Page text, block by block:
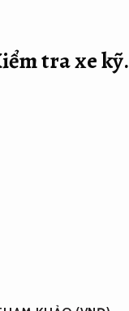
tra xe kỹ.